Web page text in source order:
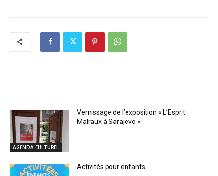
AGENDA CULTUREL
Vernissage de l’exposition « L’Esprit
Malraux à Sarajevo »
Activités pour enfants